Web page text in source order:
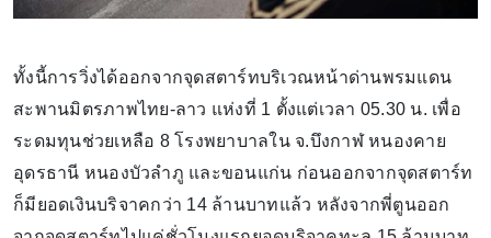
ทั้งนี้การวิ่งได้ออกจากจุดสตาร์ทบริเวณหน้าด่านพรมแดน
สะพานมิตรภาพไทย-ลาว แห่งที่ 1 ตั้งแต่เวลา 05.30 น. เพื่อ
ระดมทุนช่วยเหลือ 8 โรงพยาบาลใน จ.บึงกาฬ หนองคาย
อุดรธานี หนองบัวลำภู และขอนแก่น ก่อนออกจากจุดสตาร์ท
ก็มียอดเงินบริจาคกว่า 14 ล้านบาทแล้ว หลังจากพี่ตูนออก